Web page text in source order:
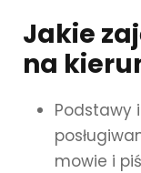
Jakie
na
Podstawy
mowie i